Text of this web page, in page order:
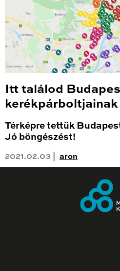
Itt találod
Térképre tettük
Jó böngészést!
2021.02.03 | aron